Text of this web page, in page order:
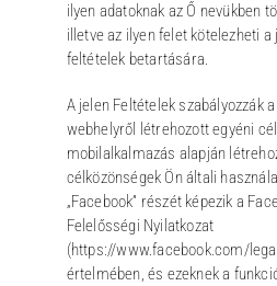
ilyen adatoknak az Ő nevükben
illetve az ilyen felet kötelezheti
feltételek betartására.
A jelen Feltételek szabályozzák
webhelyről létrehozott egyéni
mobilalkalmazás alapján
célközönségek Ön általi
„Facebook” részét képezik a
Felelősségi Nyilatkozat
(https://www.facebook.com/
értelmében, és ezeknek a